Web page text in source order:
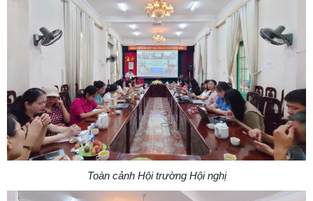
Toàn cảnh Hội trường Hội nghị